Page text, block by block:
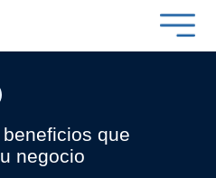
que
negocio